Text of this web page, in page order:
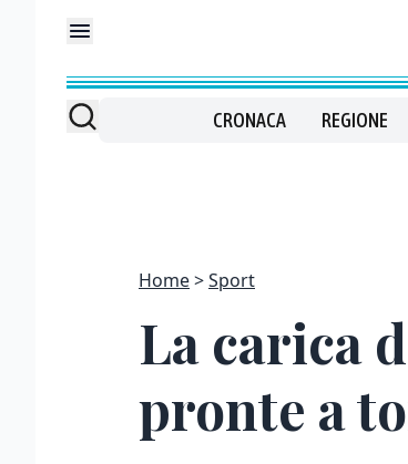
CRONACA REGIONE
Home Sport
La carica
pronte a